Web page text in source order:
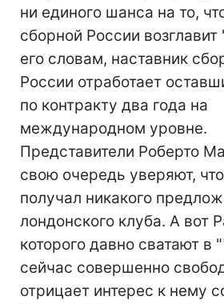
ни единого шанса на то,
сборной России
его словам, наставник
России отработает
по контракту два года на
международном уровне.
Представители Роберто
свою очередь уверяют,
получал никакого
лондонского клуба. А вот
которого давно сватают в
сейчас совершенно
отрицает интерес к нему